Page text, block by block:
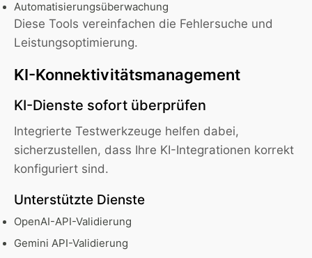
Automatisierungsüberwachung
Diese Tools vereinfachen die Fehlersuche und
Leistungsoptimierung.
KI-Konnektivitätsmanagement
KI-Dienste sofort überprüfen
Integrierte Testwerkzeuge helfen dabei,
sicherzustellen, dass Ihre KI-Integrationen korrekt
konfiguriert sind.
Unterstützte Dienste
OpenAI-API-Validierung
Gemini API-Validierung